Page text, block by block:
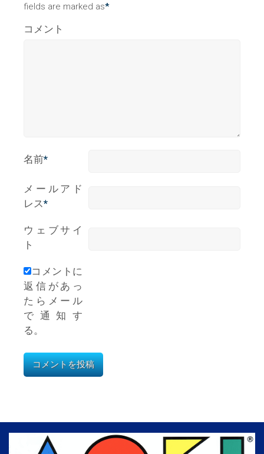
fields are marked as*
コメント
名前*
メールアド
レス*
ウェブサイ
ト
コメントに
返信があっ
たらメール
で通知す
る。